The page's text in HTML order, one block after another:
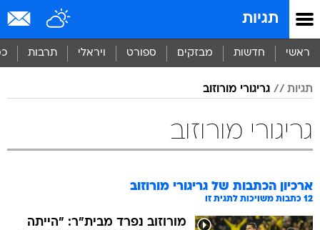
תגיות
ראשי חדשות מבזקים ספורט ויראלי תרבות
תגיות גריגורי מורוזוב
גריגורי מורוזוב
ארכיון הכתבות של גריגורי מורוזוב
12 כתבות משויכות לתגית זו
מורוזוב נפרד מבית"ר: "הייתה